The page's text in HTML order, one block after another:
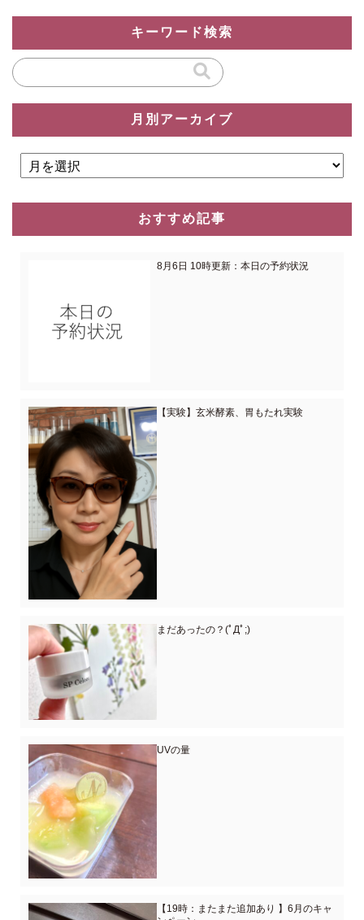
キーワード検索
月別アーカイブ
おすすめ記事
8月6日 10時更新：本日の予約状況
【実験】玄米酵素、胃もたれ実験
まだあったの？(ﾟДﾟ;)
UVの量
【19時：またまた追加あり 】6月のキャ